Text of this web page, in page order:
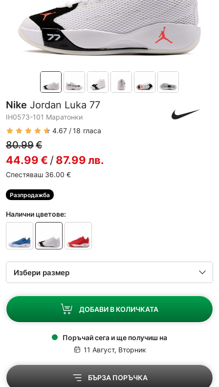
Nike Jordan Luka 77
IH0573-101 Маратонки
4.67
18 гласа
80.99€
44.99€ /87.99лв.
Спестяваш 36.00 €
Разпродажба
Налични цветове:
ДОБАВИ В КОЛИЧКАТА
Поръчай сега и ще получиш на
11 Август, Вторник
БЪРЗА ПОРЪЧКА